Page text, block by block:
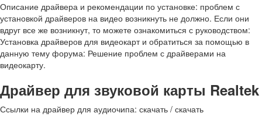
Описание драйвера и рекомендации по установке: проблем с
установкой драйверов на видео возникнуть не должно. Если они
вдруг все же возникнут, то можете ознакомиться с руководством:
Установка драйверов для видеокарт и обратиться за помощью в
данную тему форума: Решение проблем с драйверами на
видеокарту.
Драйвер для звуковой карты Realtek
Ссылки на драйвер для аудиочипа: скачать / скачать